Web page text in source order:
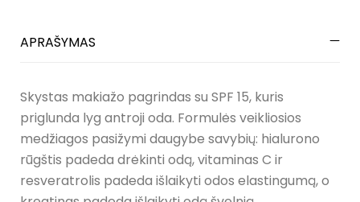
APRAŠYMAS
Skystas makiažo pagrindas su SPF 15, kuris
priglunda lyg antroji oda. Formulės veikliosios
medžiagos pasižymi daugybe savybių: hialurono
rūgštis padeda drėkinti odą, vitaminas C ir
resveratrolis padeda išlaikyti odos elastingumą, o